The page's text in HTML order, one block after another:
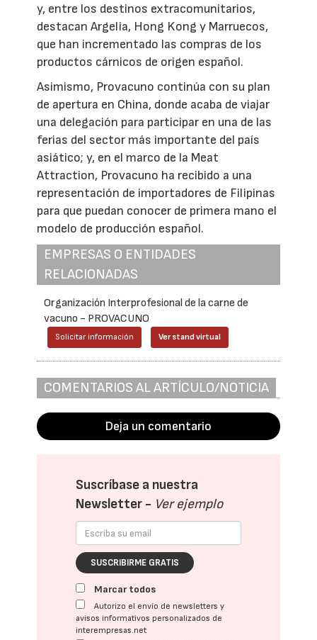
y, entre los destinos extracomunitarios,
destacan Argelia, Hong Kong y Marruecos,
que han incrementado las compras de los
productos cárnicos de origen español.
Asimismo, Provacuno continúa con su plan
de apertura en China, donde acaba de viajar
una delegación para participar en una de las
ferias del sector más importante del país
asiático; y, en el marco de la Meat
Attraction, Provacuno ha recibido a una
representación de importadores de Filipinas
para que puedan conocer de primera mano el
modelo de producción español.
EMPRESAS O ENTIDADES
RELACIONADAS
Organización Interprofesional de la carne de
vacuno - PROVACUNO
Solicitar información Ver stand virtual
COMENTARIOS AL ARTÍCULO/NOTICIA
Deja un comentario
Suscríbase a nuestra
Newsletter - Ver ejemplo
SUSCRIBIRME GRATIS
Marcar todos
Autorizo el envío de newsletters y
avisos informativos personalizados de
interempresas.net